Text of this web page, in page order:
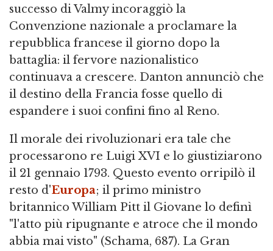
successo di Valmy incoraggiò la
Convenzione nazionale a proclamare la
repubblica francese il giorno dopo la
battaglia: il fervore nazionalistico
continuava a crescere. Danton annunciò che
il destino della Francia fosse quello di
espandere i suoi confini fino al Reno.
Il morale dei rivoluzionari era tale che
processarono re Luigi XVI e lo giustiziarono
il 21 gennaio 1793. Questo evento orripilò il
resto d'Europa; il primo ministro
britannico William Pitt il Giovane lo definì
"l'atto più ripugnante e atroce che il mondo
abbia mai visto" (Schama, 687). La Gran